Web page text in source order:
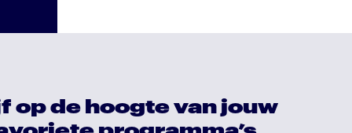
op de hoogte van jouw